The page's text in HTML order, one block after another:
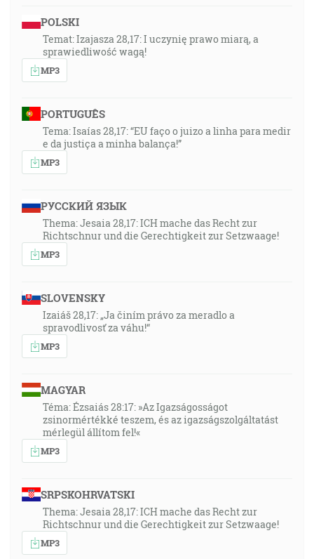
POLSKI
Temat: Izajasza 28,17: I uczynię prawo miarą, a
sprawiedliwość wagą!
MP3
PORTUGUÊS
Tema: Isaías 28,17: “EU faço o juizo a linha para medir
e da justiça a minha balança!”
MP3
РУССКИЙ ЯЗЫК
Thema: Jesaia 28,17: ICH mache das Recht zur
Richtschnur und die Gerechtigkeit zur Setzwaage!
MP3
SLOVENSKY
Izaiáš 28,17: „Ja činím právo za meradlo a
spravodlivosť za váhu!“
MP3
MAGYAR
Téma: Ézsaiás 28:17: »Az Igazságosságot
zsinormértékké teszem, és az igazságszolgáltatást
mérlegül állítom fel!«
MP3
SRPSKOHRVATSKI
Thema: Jesaia 28,17: ICH mache das Recht zur
Richtschnur und die Gerechtigkeit zur Setzwaage!
MP3